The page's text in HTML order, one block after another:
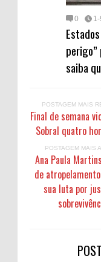
0
saiba
POSTAGEM MAIS
Final de semana
Sobral quatro
POSTAGEM MAIS
Ana Paula
de
sua luta por